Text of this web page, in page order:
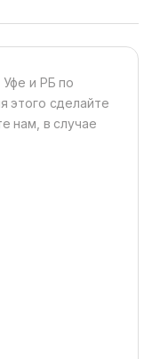
и РБ по
этого сделайте
нам, в случае